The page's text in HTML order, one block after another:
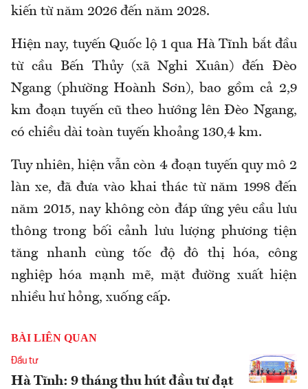
kiến từ năm 2026 đến năm 2028.
Hiện nay, tuyến Quốc lộ 1 qua Hà Tĩnh bắt đầu
từ cầu Bến Thủy (xã Nghi Xuân) đến Đèo
Ngang (phường Hoành Sơn), bao gồm cả 2,9
km đoạn tuyến cũ theo hướng lên Đèo Ngang,
có chiều dài toàn tuyến khoảng 130,4 km.
Tuy nhiên, hiện vẫn còn 4 đoạn tuyến quy mô 2
làn xe, đã đưa vào khai thác từ năm 1998 đến
năm 2015, nay không còn đáp ứng yêu cầu lưu
thông trong bối cảnh lưu lượng phương tiện
tăng nhanh cùng tốc độ đô thị hóa, công
nghiệp hóa mạnh mẽ, mặt đường xuất hiện
nhiều hư hỏng, xuống cấp.
BÀI LIÊN QUAN
Đầu tư
Hà Tĩnh: 9 tháng thu hút đầu tư đạt